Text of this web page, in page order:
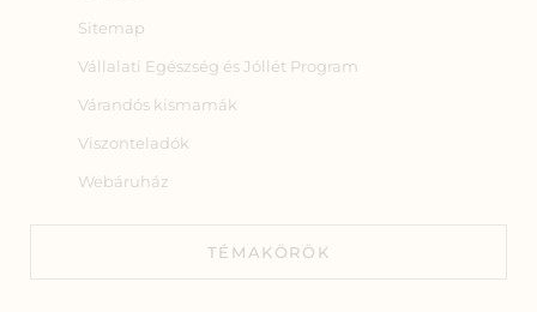
Sitemap
Vállalati Egészség és Jóllét Program
Várandós kismamák
Viszonteladók
Webáruház
TÉMAKÖRÖK